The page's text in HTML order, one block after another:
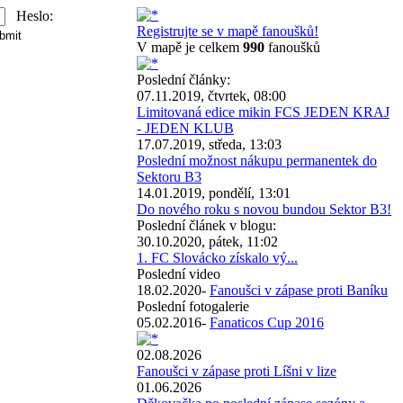
Heslo:
Registrujte se v mapě fanoušků!
V mapě je celkem 990 fanoušků
Poslední články:
07.11.2019, čtvrtek, 08:00
Limitovaná edice mikin FCS JEDEN KRAJ
- JEDEN KLUB
17.07.2019, středa, 13:03
Poslední možnost nákupu permanentek do
Sektoru B3
14.01.2019, pondělí, 13:01
Do nového roku s novou bundou Sektor B3!
Poslední článek v blogu:
30.10.2020, pátek, 11:02
1. FC Slovácko získalo vý...
Poslední video
18.02.2020- Fanoušci v zápase proti Baníku
Poslední fotogalerie
05.02.2016- Fanaticos Cup 2016
02.08.2026
Fanoušci v zápase proti Líšni v lize
01.06.2026